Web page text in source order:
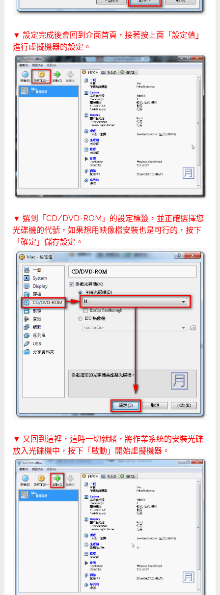
▼ 設定完成後會回到介面首頁，接著按上面「設定值」
進行虛擬機器的設定。
▼ 選到「CD/DVD-ROM」的設定標籤，並正確選擇您
光碟機的代號，如果想用映像檔安裝也是可行的，按下
「確定」儲存設定。
▼ 又回到這裡，這時一切就緒，將作業系統的安裝光碟
放入光碟機中，按下「啟動」開始虛擬機器。